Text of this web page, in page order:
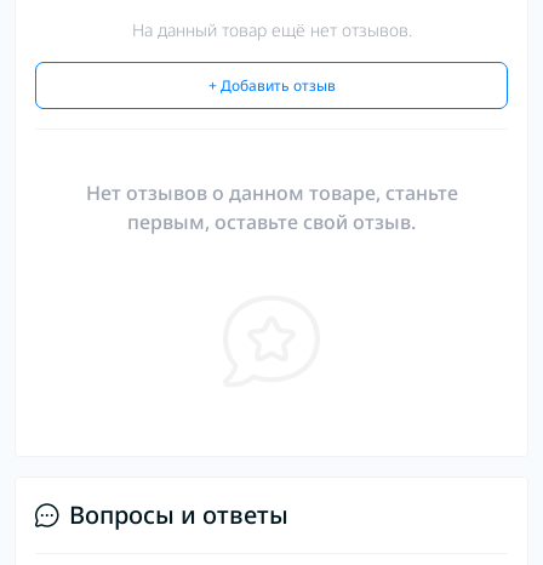
На данный товар ещё нет отзывов.
+ Добавить отзыв
Нет отзывов о данном товаре, станьте
первым, оставьте свой отзыв.
Вопросы и ответы